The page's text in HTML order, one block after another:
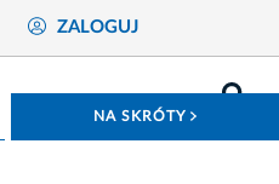
ZALOGUJ
NA SKRÓTY